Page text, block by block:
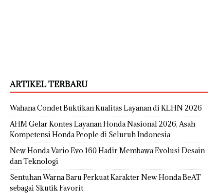
ARTIKEL TERBARU
Wahana Condet Buktikan Kualitas Layanan di KLHN 2026
AHM Gelar Kontes Layanan Honda Nasional 2026, Asah
Kompetensi Honda People di Seluruh Indonesia
New Honda Vario Evo 160 Hadir Membawa Evolusi Desain
dan Teknologi
Sentuhan Warna Baru Perkuat Karakter New Honda BeAT
sebagai Skutik Favorit